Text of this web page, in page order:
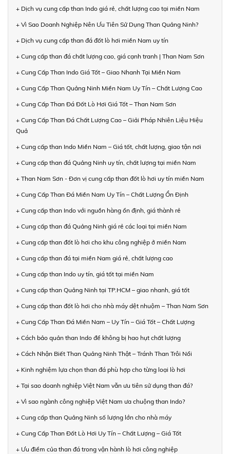
+ Dịch vụ cung cấp than Indo giá rẻ, chất lượng cao tại miền Nam
+ Vì Sao Doanh Nghiệp Nên Ưu Tiên Sử Dụng Than Quảng Ninh?
+ Dịch vụ cung cấp than đá đốt lò hơi miền Nam uy tín
+ Cung cấp than đá chất lượng cao, giá cạnh tranh | Than Nam Sơn
+ Cung Cấp Than Indo Giá Tốt – Giao Nhanh Tại Miền Nam
+ Cung Cấp Than Quảng Ninh Miền Nam Uy Tín – Chất Lượng Cao
+ Cung Cấp Than Đá Đốt Lò Hơi Giá Tốt – Than Nam Sơn
+ Cung Cấp Than Đá Chất Lượng Cao – Giải Pháp Nhiên Liệu Hiệu
Quả
+ Cung cấp than Indo Miền Nam – Giá tốt, chất lượng, giao tận nơi
+ Cung cấp than đá Quảng Ninh uy tín, chất lượng tại miền Nam
+ Than Nam Sơn - Đơn vị cung cấp than đốt lò hơi uy tín miền Nam
+ Cung Cấp Than Đá Miền Nam Uy Tín – Chất Lượng Ổn Định
+ Cung cấp than Indo với nguồn hàng ổn định, giá thành rẻ
+ Cung cấp than đá Quảng Ninh giá rẻ các loại tại miền Nam
+ Cung cấp than đốt lò hơi cho khu công nghiệp ở miền Nam
+ Cung cấp than đá tại miền Nam giá rẻ, chất lượng cao
+ Cung cấp than Indo uy tín, giá tốt tại miền Nam
+ Cung cấp than Quảng Ninh tại TP.HCM – giao nhanh, giá tốt
+ Cung cấp than đốt lò hơi cho nhà máy dệt nhuộm – Than Nam Sơn
+ Cung Cấp Than Đá Miền Nam – Uy Tín – Giá Tốt – Chất Lượng
+ Cách bảo quản than Indo để không bị hao hụt chất lượng
+ Cách Nhận Biết Than Quảng Ninh Thật – Tránh Than Trôi Nổi
+ Kinh nghiệm lựa chọn than đá phù hợp cho từng loại lò hơi
+ Tại sao doanh nghiệp Việt Nam vẫn ưu tiên sử dụng than đá?
+ Vì sao ngành công nghiệp Việt Nam ưa chuộng than Indo?
+ Cung cấp than Quảng Ninh số lượng lớn cho nhà máy
+ Cung Cấp Than Đốt Lò Hơi Uy Tín – Chất Lượng – Giá Tốt
+ Ưu điểm của than đá trong vận hành lò hơi công nghiệp